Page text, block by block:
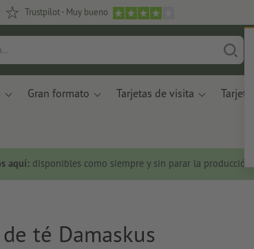
Trustpilot - Muy bueno
Gran formato Tarjetas de visita Tarjetas
aquí: disponibles como siempre y sin parar la producción.
té Damaskus